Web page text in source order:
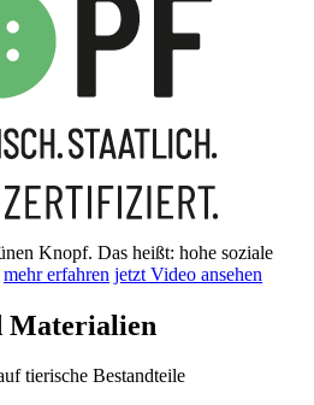
Knopf. Das heißt: hohe soziale
mehr erfahren jetzt Video ansehen
Materialien
tierische Bestandteile